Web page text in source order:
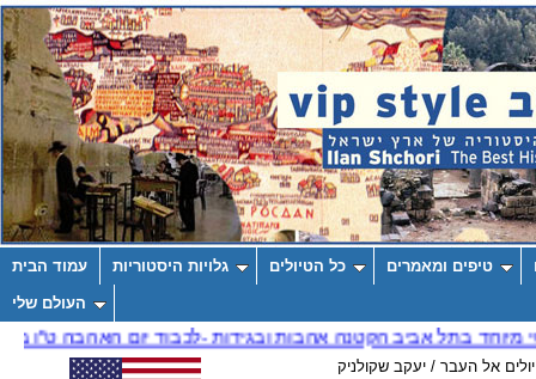
עמוד הבית גלויות היסטוריות כל הטיולים טיפים ומאמרים
העולם שלי
אל העבר / יעקב שקולניק